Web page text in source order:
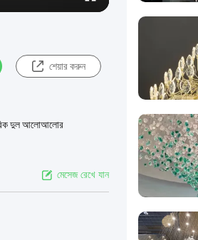
শেয়ার করুন
দুল আলোআলোর
মেসেজ রেখে যান